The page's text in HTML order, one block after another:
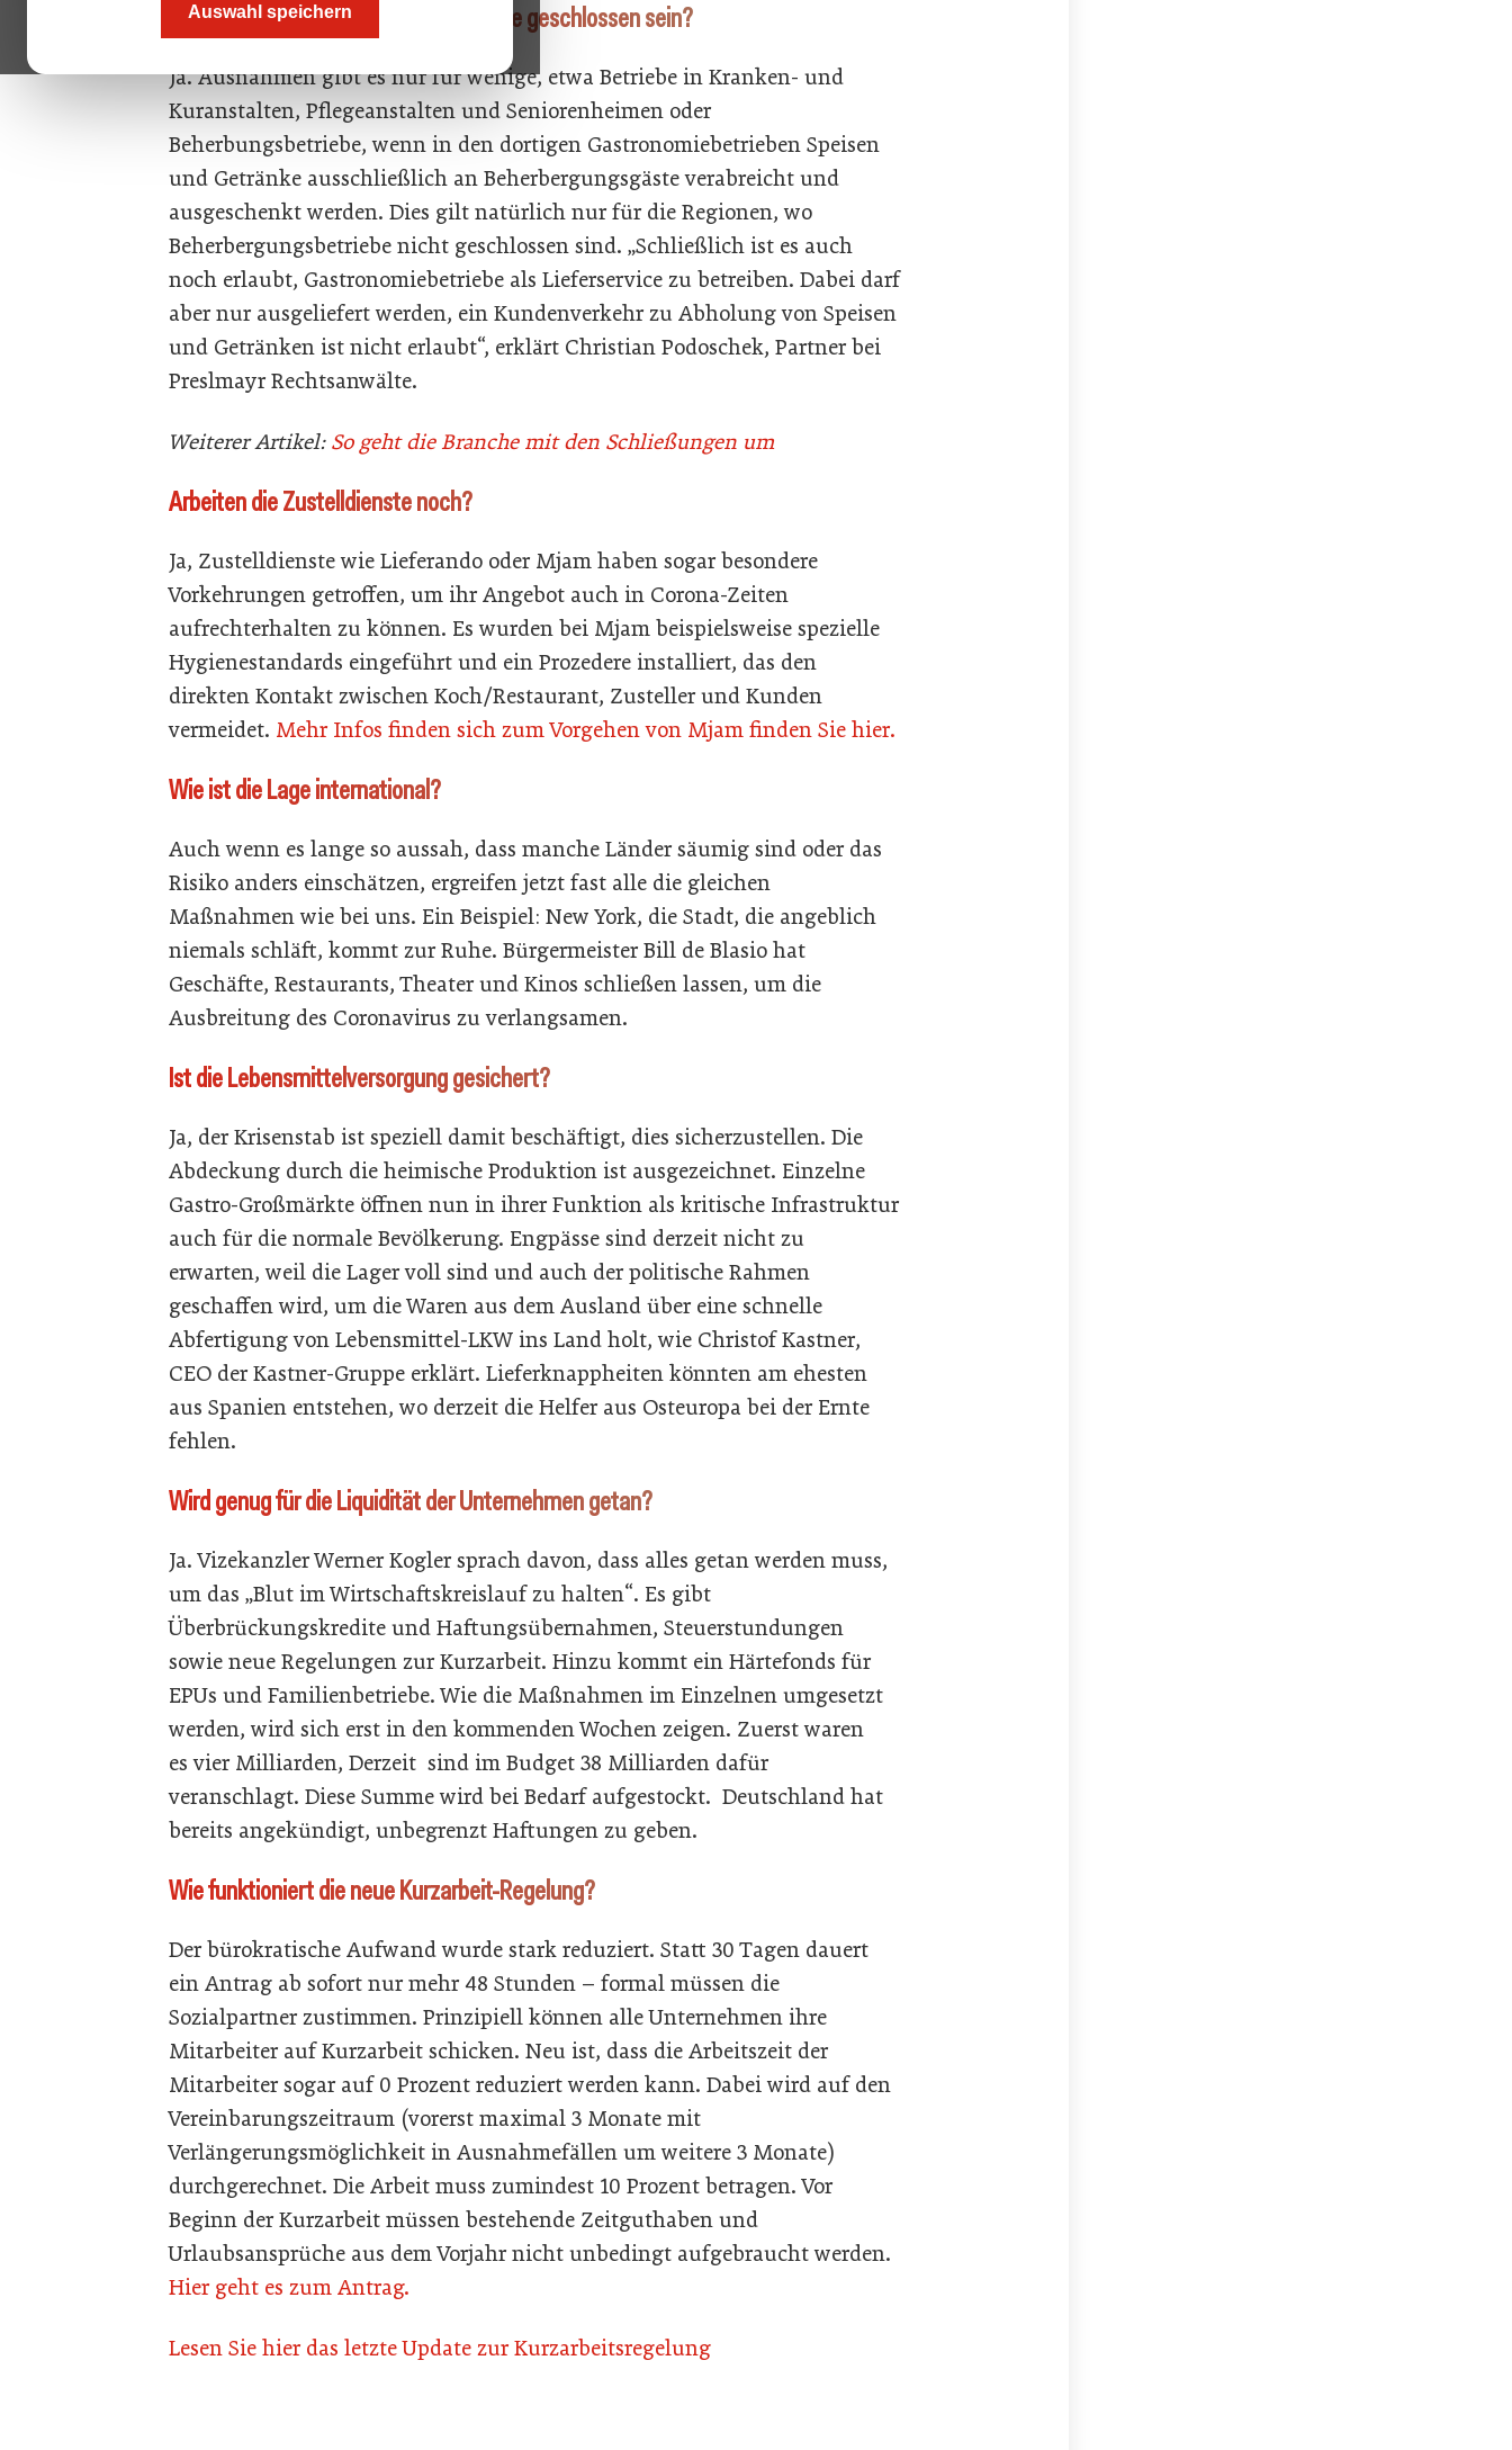
Auswahl speichern
Müssen jetzt alle Gastronomiebetriebe geschlossen sein?
Ja. Ausnahmen gibt es nur für wenige, etwa Betriebe in Kranken- und
Kuranstalten, Pflegeanstalten und Seniorenheimen oder
Beherbungsbetriebe, wenn in den dortigen Gastronomiebetrieben Speisen
und Getränke ausschließlich an Beherbergungsgäste verabreicht und
ausgeschenkt werden. Dies gilt natürlich nur für die Regionen, wo
Beherbergungsbetriebe nicht ­geschlossen sind. „Schließlich ist es auch
noch erlaubt, Gastronomiebetriebe als Lieferservice zu betreiben. Dabei darf
aber nur ausgeliefert werden, ein Kundenverkehr zu Abholung von Speisen
und Getränken ist nicht erlaubt“, erklärt Christian Podoschek, Partner bei
Preslmayr Rechtsanwälte.
Weiterer Artikel: So geht die Branche mit den Schließungen um
Arbeiten die Zustelldienste noch?
Ja, Zustelldienste wie Lieferando oder Mjam haben sogar besondere
Vorkehrungen getroffen, um ihr Angebot auch in Corona-Zeiten
aufrechterhalten zu können. Es wurden bei Mjam beispielsweise spezielle
Hygienestandards eingeführt und ein Prozedere installiert, das den
direkten Kontakt zwischen Koch/Restaurant, Zusteller und Kunden
vermeidet. Mehr Infos finden sich zum Vorgehen von Mjam finden Sie hier.
Wie ist die Lage international?
Auch wenn es lange so aussah, dass manche Länder säumig sind oder das
Risiko anders einschätzen, ergreifen jetzt fast alle die gleichen
Maßnahmen wie bei uns. Ein Beispiel: New York, die Stadt, die angeblich
niemals schläft, kommt zur Ruhe. Bürgermeister Bill de Blasio hat
Geschäfte, Restaurants, Theater und Kinos schließen lassen, um die
Ausbreitung des Coronavirus zu verlangsamen.
Ist die Lebensmittelversorgung gesichert?
Ja, der Krisenstab ist speziell damit beschäftigt, dies sicherzustellen. Die
Abdeckung durch die heimische Produktion ist ausgezeichnet. Einzelne
Gastro-Großmärkte öffnen nun in ihrer Funktion als kritische Infrastruktur
auch für die normale Bevölkerung. Engpässe sind derzeit nicht zu
erwarten, weil die Lager voll sind und auch der politische Rahmen
geschaffen wird, um die Waren aus dem Ausland über eine schnelle
Abfertigung von Lebensmittel-LKW ins Land holt, wie Christof Kastner,
CEO der Kastner-Gruppe erklärt. Lieferknappheiten könnten am ehesten
aus Spanien entstehen, wo derzeit die Helfer aus Osteuropa bei der Ernte
fehlen.
Wird genug für die Liquidität der Unternehmen getan?
Ja. Vizekanzler Werner Kogler sprach davon, dass alles getan werden muss,
um das „Blut im Wirtschaftskreislauf zu halten“. Es gibt
Überbrückungskredite und Haftungsübernahmen, Steuerstundungen
sowie neue Regelungen zur Kurzarbeit. Hinzu kommt ein Härtefonds für
EPUs und Familienbetriebe. Wie die Maßnahmen im Einzelnen umgesetzt
werden, wird sich erst in den kommenden Wochen zeigen. Zuerst waren
es vier Milliarden, Derzeit sind im Budget 38 Milliarden dafür
veranschlagt. Diese Summe wird bei Bedarf aufgestockt. Deutschland hat
bereits angekündigt, unbegrenzt Haftungen zu geben.
Wie funktioniert die neue Kurzarbeit-Regelung?
Der bürokratische Aufwand wurde stark reduziert. Statt 30 Tagen dauert
ein Antrag ab sofort nur mehr 48 Stunden – formal müssen die
Sozialpartner zustimmen. Prinzipiell können alle Unternehmen ihre
Mitarbeiter auf Kurzarbeit schicken. Neu ist, dass die Arbeitszeit der
Mitarbeiter sogar auf 0 Prozent reduziert werden kann. Dabei wird auf den
Vereinbarungszeitraum (vorerst maximal 3 Monate mit
Verlängerungsmöglichkeit in Ausnahmefällen um weitere 3 Monate)
durchgerechnet. Die Arbeit muss zumindest 10 Prozent betragen. Vor
Beginn der Kurzarbeit müssen bestehende Zeitguthaben und
Urlaubsansprüche aus dem Vorjahr nicht unbedingt aufgebraucht werden.
Hier geht es zum Antrag.
Lesen Sie hier das letzte Update zur Kurzarbeitsregelung